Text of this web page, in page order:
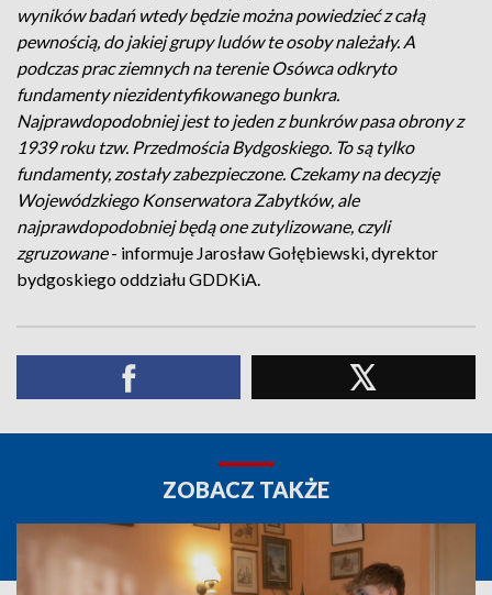
wyników badań wtedy będzie można powiedzieć z całą
pewnością, do jakiej grupy ludów te osoby należały. A
podczas prac ziemnych na terenie Osówca odkryto
fundamenty niezidentyfikowanego bunkra.
Najprawdopodobniej jest to jeden z bunkrów pasa obrony z
1939 roku tzw. Przedmościa Bydgoskiego. To są tylko
fundamenty, zostały zabezpieczone. Czekamy na decyzję
Wojewódzkiego Konserwatora Zabytków, ale
najprawdopodobniej będą one zutylizowane, czyli
zgruzowane- informuje Jarosław Gołębiewski, dyrektor
bydgoskiego oddziału GDDKiA.
ZOBACZ TAKŻE